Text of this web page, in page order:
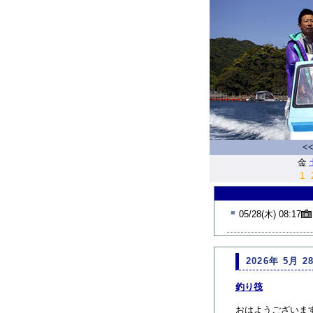
<<
金
1
■ 05/28(木) 08:17
2026年 5月
釣り筏
おはようございま